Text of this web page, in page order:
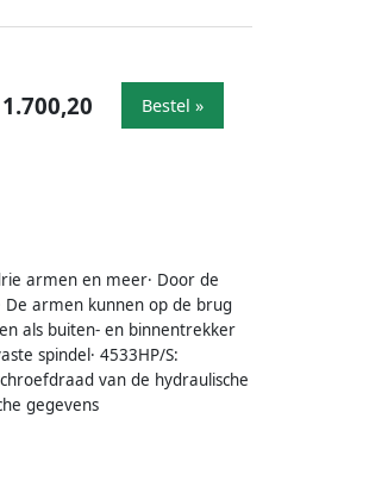
1.700,20 Bestel »
armen en meer· Door de
armen kunnen op de brug
als buiten- en binnentrekker
spindel· 4533HP/S:
van de hydraulische
gegevens